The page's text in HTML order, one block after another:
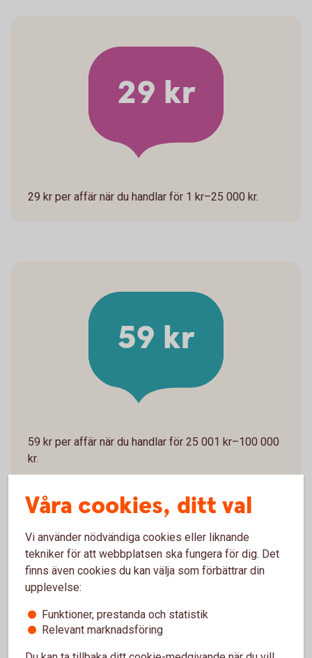
29 kr
29 kr per affär när du handlar för 1 kr–25 000 kr.
59 kr
59 kr per affär när du handlar för 25 001 kr–100 000
kr.
99 kr
Våra cookies, ditt val
Vi använder nödvändiga cookies eller liknande
tekniker för att webbplatsen ska fungera för dig. Det
finns även cookies du kan välja som förbättrar din
upplevelse:
Funktioner, prestanda och statistik
Relevant marknadsföring